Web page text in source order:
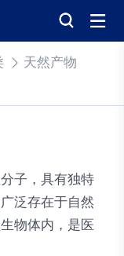
天然产物
子，具有独特
泛存在于自然
物体内，是医